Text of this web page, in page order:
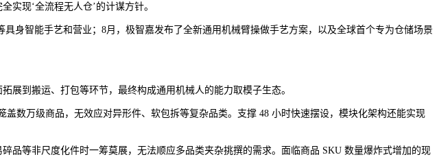
现‘全流程无人仓’的计谋方针。
智能手艺和营业；8月，极智嘉发布了全新通用机械臂操做手艺方案，以及全球首个专为仓储场景
到搬运、打包等环节，最终构成通用机械人的能力取模子生态。
万级商品，无效应对异形件、软包拆等复杂品类。支撑 48 小时快速摆设，模块化架构还能实现
等非尺度化件时一筹莫展，无法顺应多品类夹杂挑撰的需求。面临商品 SKU 数量爆炸式增加的现